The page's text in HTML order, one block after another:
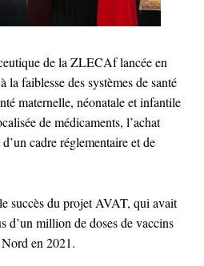
de la ZLECAf lancée en
la faiblesse des systèmes de santé
maternelle, néonatale et infantile
de médicaments, l’achat
cadre réglementaire et de
succès du projet AVAT, qui avait
d’un million de doses de vaccins
en 2021.